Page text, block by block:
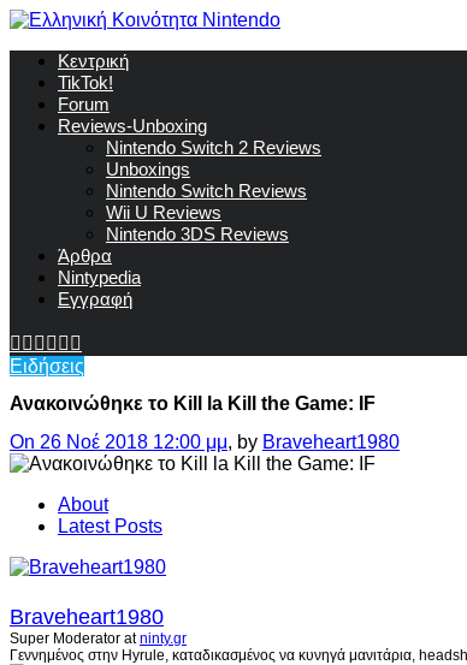
Κεντρική
TikTok!
Forum
Reviews-Unboxing
Nintendo Switch 2 Reviews
Unboxings
Nintendo Switch Reviews
Wii U Reviews
Nintendo 3DS Reviews
Άρθρα
Nintypedia
Εγγραφή
Ειδήσεις
Ανακοινώθηκε το Kill la Kill the Game: IF
On 26 Νοέ 2018 12:00 μμ, by Braveheart1980
About
Latest Posts
Braveheart1980
Super Moderator atninty.gr
Γεννημένος στην Hyrule, καταδικασμένος να κυνηγά μανιτάρια,